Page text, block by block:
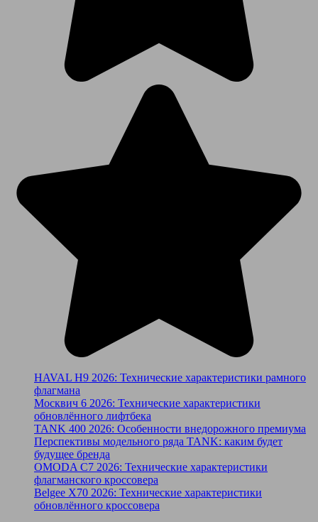
HAVAL H9 2026: Технические характеристики рамного
флагмана
Москвич 6 2026: Технические характеристики
обновлённого лифтбека
TANK 400 2026: Особенности внедорожного премиума
Перспективы модельного ряда TANK: каким будет
будущее бренда
OMODA C7 2026: Технические характеристики
флагманского кроссовера
Belgee X70 2026: Технические характеристики
обновлённого кроссовера